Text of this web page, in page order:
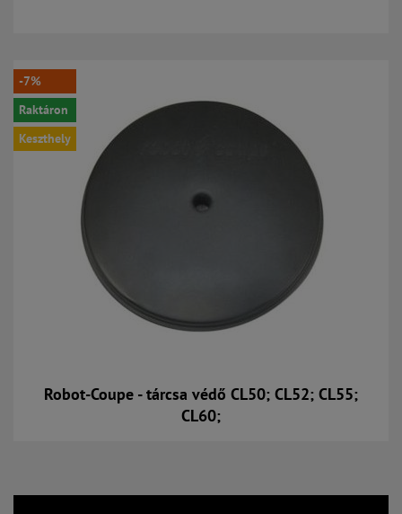
-7%
Raktáron
Keszthely
Robot-Coupe - tárcsa védő CL50; CL52; CL55;
CL60;
Kosárba